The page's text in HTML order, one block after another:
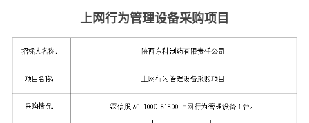
上网行为管理设备采购项目